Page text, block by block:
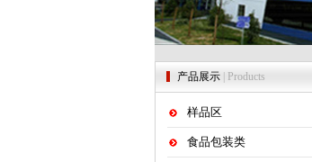
产品展示 | Products
样品区
食品包装类